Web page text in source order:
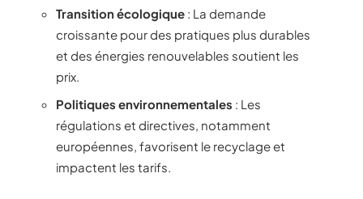
Transition écologique : La demande
croissante pour des pratiques plus durables
et des énergies renouvelables soutient les
prix.
Politiques environnementales : Les
régulations et directives, notamment
européennes, favorisent le recyclage et
impactent les tarifs.